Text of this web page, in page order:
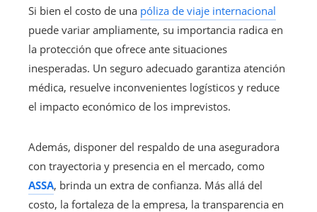
Si bien el costo de una póliza de viaje internacional
puede variar ampliamente, su importancia radica en
la protección que ofrece ante situaciones
inesperadas. Un seguro adecuado garantiza atención
médica, resuelve inconvenientes logísticos y reduce
el impacto económico de los imprevistos.
Además, disponer del respaldo de una aseguradora
con trayectoria y presencia en el mercado, como
ASSA, brinda un extra de confianza. Más allá del
costo, la fortaleza de la empresa, la transparencia en